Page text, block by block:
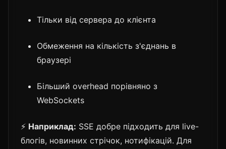
Тільки від сервера до клієнта
Обмеження на кількість з'єднань в
браузері
Більший overhead порівняно з
WebSockets
⚡ Наприклад: SSE добре підходить для live-
блогів, новинних стрічок, нотифікацій. Для